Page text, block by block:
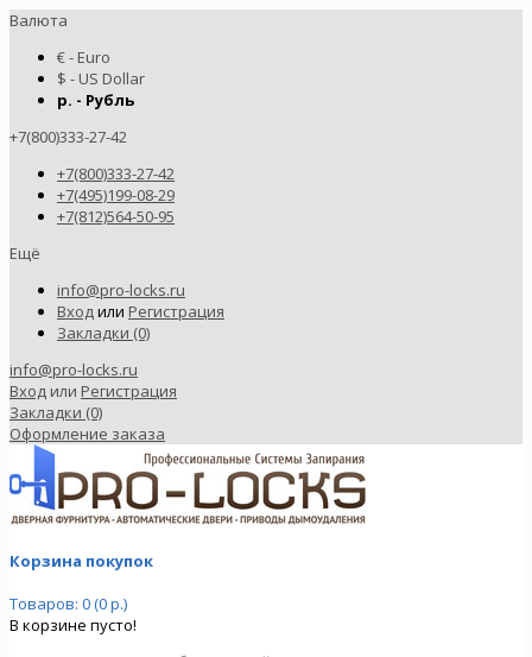
Валюта
€ - Euro
$ - US Dollar
р. - Рубль
+7(800)333-27-42
+7(800)333-27-42
+7(495)199-08-29
+7(812)564-50-95
Ещё
info@pro-locks.ru
Входили Регистрация
Закладки (0)
info@pro-locks.ru
Вход или Регистрация
Закладки (0)
Оформление заказа
Корзина покупок
Товаров: 0 (0 р.)
В корзине пусто!